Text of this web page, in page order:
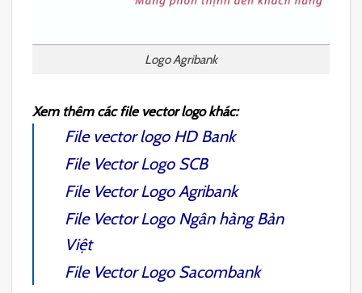
Logo Agribank
Xem thêm các file vector logo khác:
File vector logo HD Bank
File Vector Logo SCB
File Vector Logo Agribank
File Vector Logo Ngân hàng Bản
Việt
File Vector Logo Sacombank